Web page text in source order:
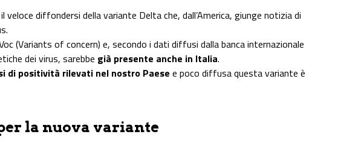
veloce diffondersi della variante Delta che, dall’America, giunge notizia di
(Variants of concern) e, secondo i dati diffusi dalla banca internazionale
dei virus, sarebbe già presente anche in Italia.
di positività rilevati nel nostro Paese e poco diffusa questa variante è
la nuova variante